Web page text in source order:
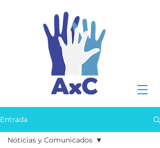
Entrada
Noticias y Comunicados